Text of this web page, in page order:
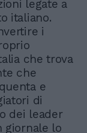
legate a
italiano.
i
che trova
che
e
di
dei leader
giornale lo